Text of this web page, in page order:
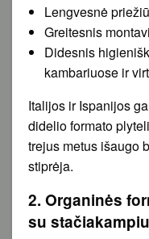
Lengvesnė
Greitesnis
Didesnis
kambariuose ir
Italijos ir Ispanijos
didelio formato
trejus metus išaugo
stiprėja.
2. Organinės
su stačiakampiu